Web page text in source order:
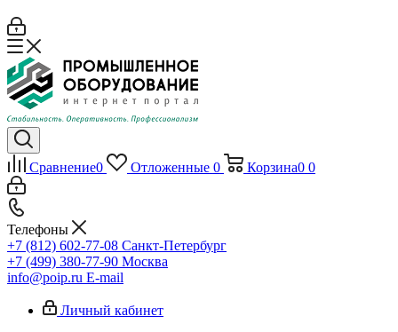
Сравнение0 Отложенные 0 Корзина0 0
Телефоны
+7 (812) 602-77-08 Санкт-Петербург
+7 (499) 380-77-90 Москва
info@poip.ru E-mail
Личный кабинет